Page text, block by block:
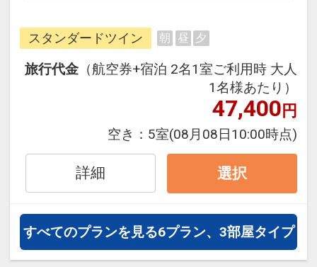
ど、オフィシャルホテルならではの
メリットが満載です。パークで大人
気のミニオンがホテルでも大騒ぎ♪
客室は落ち着いた色で上質なデザイ
ンの快適空間。エリアトップクラス
の広さを誇り、ゆったりとお寛ぎい
ただけます。
スタンダードツイン 朝 昼 夕
旅行代金 （航空券+宿泊 2名1室ご利用時 大人
1名様あたり）
47,400円
空き： 5室(08月08日10:00時点)
詳細 選択
すべてのプランを見る6プラン、3部屋タイプ